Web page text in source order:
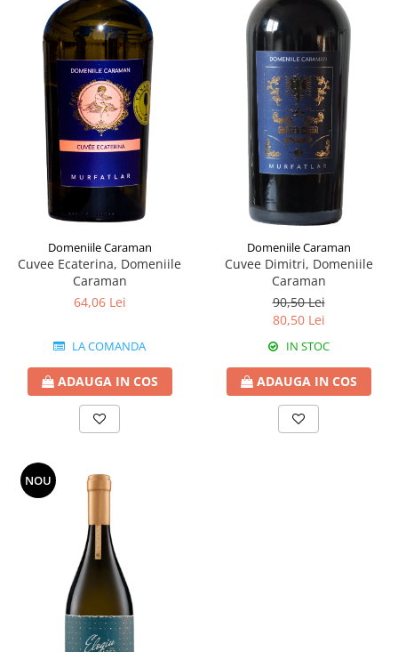
Domeniile Caraman
Cuvee Ecaterina, Domeniile
Caraman
64,06 Lei
LA COMANDA
ADAUGA IN COS
Domeniile Caraman
Cuvee Dimitri, Domeniile
Caraman
90,50 Lei
80,50 Lei
IN STOC
ADAUGA IN COS
NOU